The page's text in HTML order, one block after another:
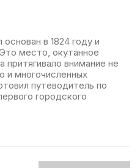
в 1824 году и
место, окутанное
притягивало внимание не
и многочисленных
путеводитель по
городского